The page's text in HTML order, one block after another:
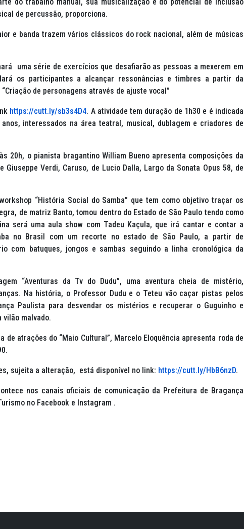
do trabalho manual, sua musicalização e do potencial de inclusão
de percussão, proporciona.
e banda trazem vários clássicos do rock nacional, além de músicas
uma série de exercícios que desafiarão as pessoas a mexerem em
os participantes a alcançar ressonâncias e timbres a partir da
de personagens através de ajuste vocal”
https://cutt.ly/sb3s4D4. A atividade tem duração de 1h30 e é indicada
interessados na área teatral, musical, dublagem e criadores de
20h, o pianista bragantino William Bueno apresenta composições da
Giuseppe Verdi, Caruso, de Lucio Dalla, Largo da Sonata Opus 58, de
“História Social do Samba” que tem como objetivo traçar os
de matriz Banto, tomou dentro do Estado de São Paulo tendo como
será uma aula show com Tadeu Kaçula, que irá cantar e contar a
no Brasil com um recorte no estado de São Paulo, a partir de
com batuques, jongos e sambas seguindo a linha cronológica da
“Aventuras da Tv do Dudu”, uma aventura cheia de mistério,
Na história, o Professor Dudu e o Teteu vão caçar pistas pelos
Paulista para desvendar os mistérios e recuperar o Guguinho e
vilão malvado.
de atrações do “Maio Cultural”, Marcelo Eloquência apresenta roda de
sujeita a alteração, está disponível no link: https://cutt.ly/HbB6nzD.
nos canais oficiais de comunicação da Prefeitura de Bragança
no Facebook e Instagram .